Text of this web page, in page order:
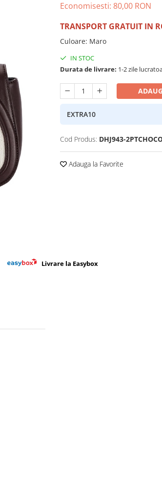
Economisesti: 80,00 RON
TRANSPORT GRATUIT IN
Culoare: Maro
IN STOC
Durata de livrare: 1-2 zile
EXTRA10
Cod Produs: DHJ943-
Adauga la Favorite
Livrare la Easybox